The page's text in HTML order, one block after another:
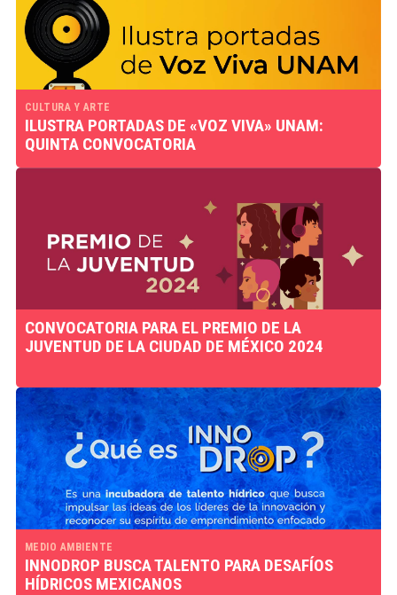
CULTURA Y ARTE
ILUSTRA PORTADAS DE «VOZ VIVA» UNAM:
QUINTA CONVOCATORIA
CONVOCATORIA PARA EL PREMIO DE LA
JUVENTUD DE LA CIUDAD DE MÉXICO 2024
MEDIO AMBIENTE
INNODROP BUSCA TALENTO PARA DESAFÍOS
HÍDRICOS MEXICANOS